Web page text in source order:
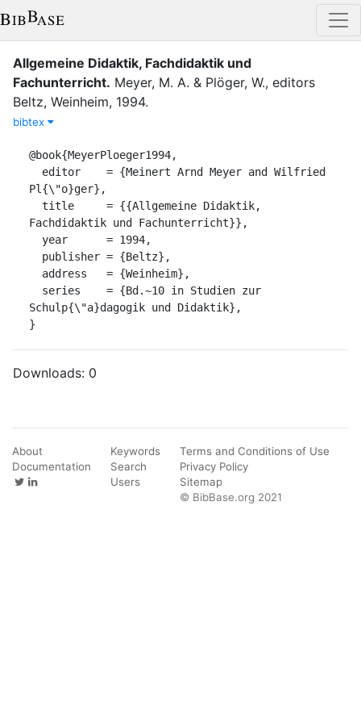
Allgemeine Didaktik, Fachdidaktik und
Fachunterricht. Meyer, M. A. & Plöger, W., editors
Beltz, Weinheim, 1994.
bibtex
@book{MeyerPloeger1994,
Pl{\"o}ger},
Fachdidaktik und Fachunterricht}},
Schulp{\"a}dagogik und Didaktik},
}
Downloads: 0
About
Documentation
Keywords
Search
Users
Terms and Conditions of Use
Privacy Policy
Sitemap
© BibBase.org 2021